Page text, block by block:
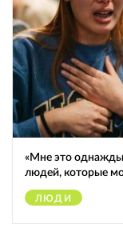
«Мне это однажды
людей, которые
ЛЮДИ